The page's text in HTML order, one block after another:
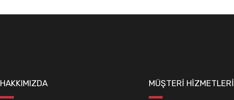
HAKKIMIZDA MÜŞTERİ HİZMETLERİ